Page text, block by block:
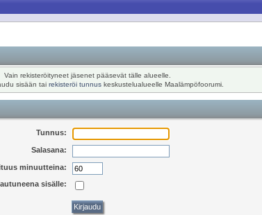
Vain rekisteröityneet jäsenet pääsevät tälle alueelle.
sisään tairekisteröi tunnus keskustelualueelle Maalämpöfoorumi.
Tunnus:
Salasana:
minuutteina:
sisälle: